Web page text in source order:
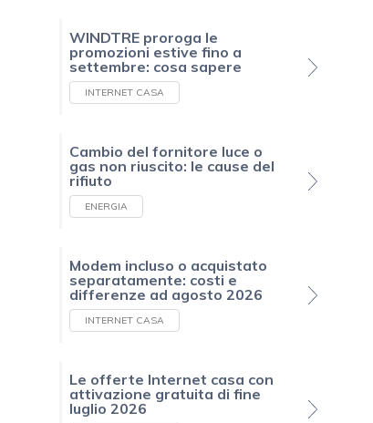
WINDTRE proroga le
promozioni estive fino a
settembre: cosa sapere
INTERNET CASA
Cambio del fornitore luce o
gas non riuscito: le cause del
rifiuto
ENERGIA
Modem incluso o acquistato
separatamente: costi e
differenze ad agosto 2026
INTERNET CASA
Le offerte Internet casa con
attivazione gratuita di fine
luglio 2026